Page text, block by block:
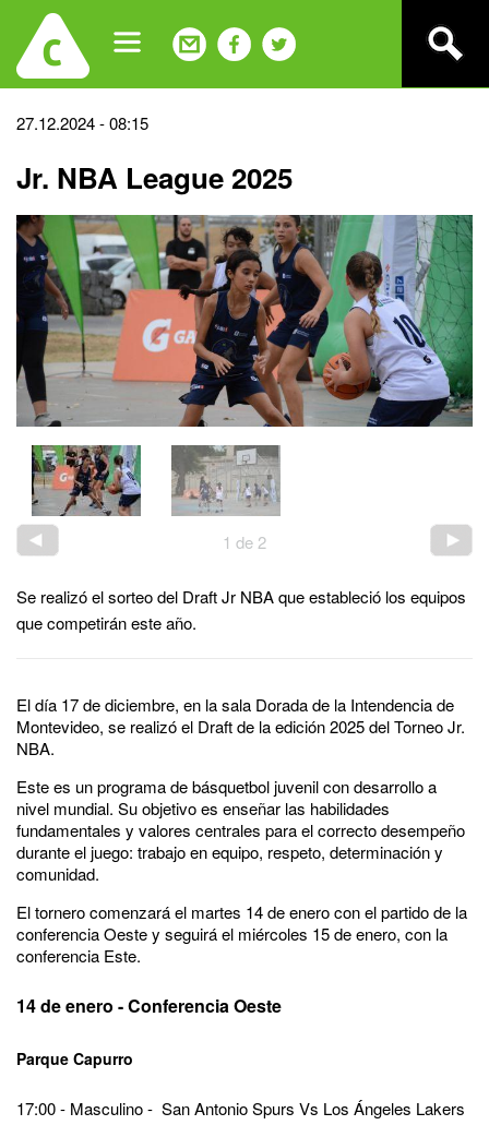
navigation
Back
top
27.12.2024 - 08:15
Jr. NBA League 2025
1 de 2
Se realizó el sorteo del Draft Jr NBA que estableció los equipos
que competirán este año.
El día 17 de diciembre, en la sala Dorada de la Intendencia de
Montevideo, se realizó el Draft de la edición 2025 del Torneo Jr.
NBA.
Este es un programa de básquetbol juvenil con desarrollo a
nivel mundial. Su objetivo es enseñar las habilidades
fundamentales y valores centrales para el correcto desempeño
durante el juego: trabajo en equipo, respeto, determinación y
comunidad.
El tornero comenzará el martes 14 de enero con el partido de la
conferencia Oeste y seguirá el miércoles 15 de enero, con la
conferencia Este.
14 de enero - Conferencia Oeste
Parque Capurro
17:00 - Masculino - San Antonio Spurs Vs Los Ángeles Lakers